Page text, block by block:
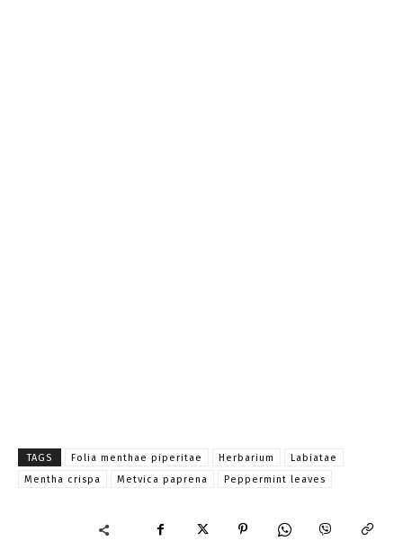
TAGS Folia menthae piperitae Herbarium
Labiatae
Mentha crispa
Metvica paprena Peppermint leaves